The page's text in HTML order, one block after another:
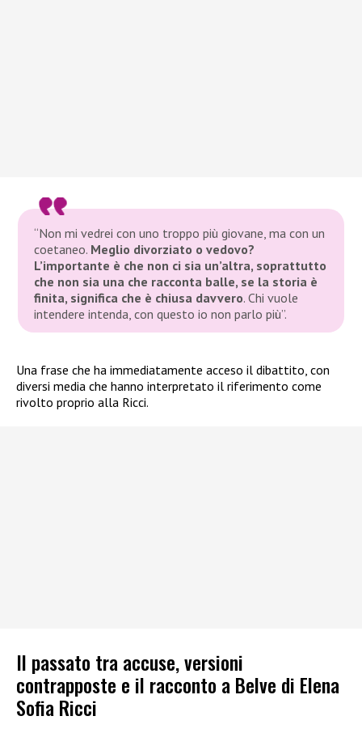
“Non mi vedrei con uno troppo più giovane, ma con un
coetaneo. Meglio divorziato o vedovo?
L’importante è che non ci sia un’altra, soprattutto
che non sia una che racconta balle, se la storia è
finita, significa che è chiusa davvero. Chi vuole
intendere intenda, con questo io non parlo più”.
Una frase che ha immediatamente acceso il dibattito, con
diversi media che hanno interpretato il riferimento come
rivolto proprio alla Ricci.
Il passato tra accuse, versioni
contrapposte e il racconto a Belve di Elena
Sofia Ricci